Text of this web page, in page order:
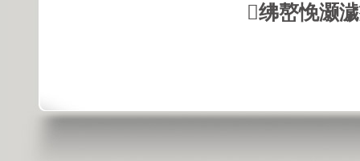
绋嶅悗灏